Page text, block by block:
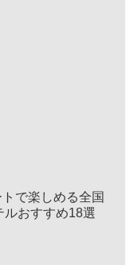
で楽しめる全国
ルおすすめ18選